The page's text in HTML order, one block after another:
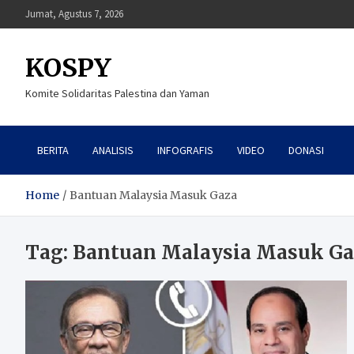
to
Jumat, Agustus 7, 2026
KOSPY
Komite Solidaritas Palestina dan Yaman
BERITA ANALISIS INFOGRAFIS VIDEO DONASI
Home Bantuan Malaysia Masuk Gaza
Tag: Bantuan Malaysia Masuk